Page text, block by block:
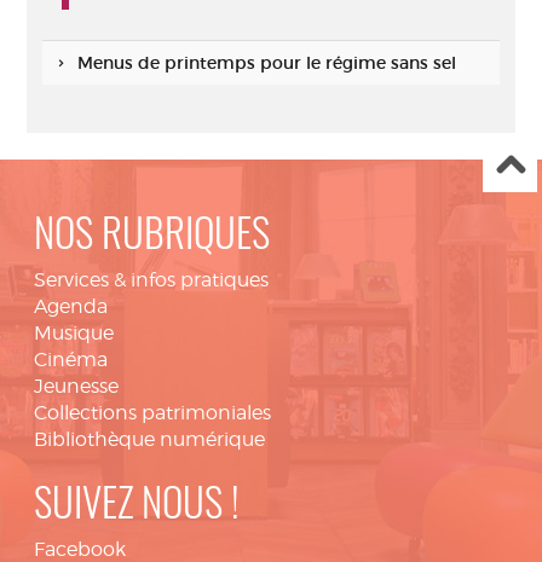
Menus de printemps pour le régime sans sel
NOS RUBRIQUES
Services & infos pratiques
Agenda
Musique
Cinéma
Jeunesse
Collections patrimoniales
Bibliothèque numérique
SUIVEZ NOUS !
Facebook